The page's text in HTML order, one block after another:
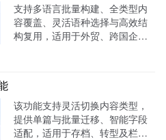
支持多语言批量构建、全类型内
容覆盖、灵活语种选择与高效结
构复用，适用于外贸、跨国企
该功能支持灵活切换内容类型，
提供单篇与批量迁移、智能字段
适配，适用于存档、转型及栏目